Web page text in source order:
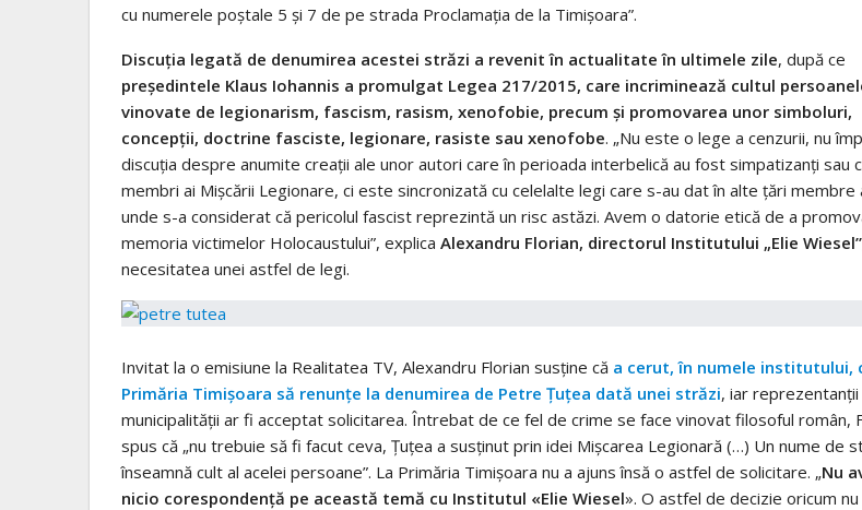
cu numerele poștale 5 și 7 de pe strada Proclamația de la Timișoara”.
Discuția legată de denumirea acestei străzi a revenit în actualitate în ultimele zile, după ce
președintele Klaus Iohannis a promulgat Legea 217/2015, care incriminează cultul
vinovate de legionarism, fascism, rasism, xenofobie, precum şi promovarea unor simboluri,
concepţii, doctrine fasciste, legionare, rasiste sau xenofobe. „Nu este o lege a cenzurii, nu
discuția despre anumite creații ale unor autori care în perioada interbelică au fost simpatizanți sau
membri ai Mișcării Legionare, ci este sincronizată cu celelalte legi care s-au dat în alte țări membre
unde s-a considerat că pericolul fascist reprezintă un risc astăzi. Avem o datorie etică de a
memoria victimelor Holocaustului”, explica Alexandru Florian, directorul Institutului „Elie Wiesel”
necesitatea unei astfel de legi.
Invitat la o emisiune la Realitatea TV, Alexandru Florian susține că a cerut, în numele institutului,
Primăria Timișoara să renunțe la denumirea de Petre Țuțea dată unei străzi, iar reprezentanții
municipalității ar fi acceptat solicitarea. Întrebat de ce fel de crime se face vinovat filosoful român,
spus că „nu trebuie să fi facut ceva, Țuțea a susținut prin idei Mișcarea Legionară (…) Un nume de
înseamnă cult al acelei persoane”. La Primăria Timișoara nu a ajuns însă o astfel de solicitare. „Nu
nicio corespondență pe această temă cu Institutul «Elie Wiesel». O astfel de decizie oricum